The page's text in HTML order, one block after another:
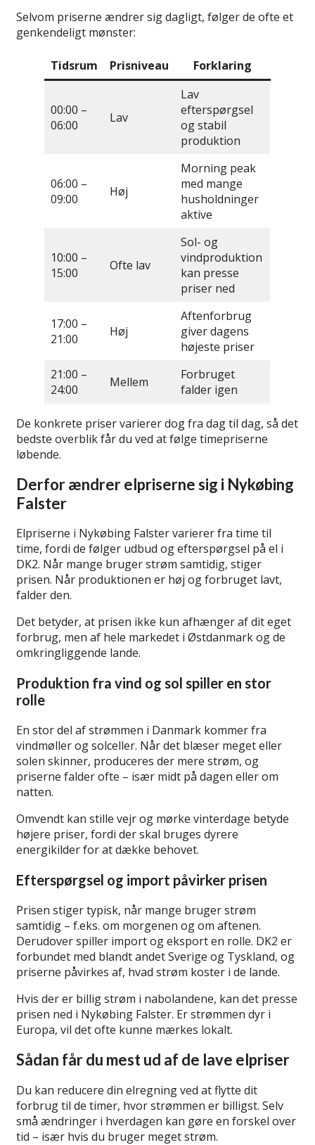
Selvom priserne ændrer sig dagligt, følger de ofte et
genkendeligt mønster:
Tidsrum Prisniveau Forklaring
00:00 –
06:00
Lav
Lav
efterspørgsel
og stabil
produktion
06:00 –
09:00
Høj
Morning peak
med mange
husholdninger
aktive
10:00 –
15:00
Ofte lav
Sol- og
vindproduktion
kan presse
priser ned
17:00 –
21:00
Høj
Aftenforbrug
giver dagens
højeste priser
21:00 –
24:00
Mellem
Forbruget
falder igen
De konkrete priser varierer dog fra dag til dag, så det
bedste overblik får du ved at følge timepriserne
løbende.
Derfor ændrer elpriserne sig i Nykøbing
Falster
Elpriserne i Nykøbing Falster varierer fra time til
time, fordi de følger udbud og efterspørgsel på el i
DK2. Når mange bruger strøm samtidig, stiger
prisen. Når produktionen er høj og forbruget lavt,
falder den.
Det betyder, at prisen ikke kun afhænger af dit eget
forbrug, men af hele markedet i Østdanmark og de
omkringliggende lande.
Produktion fra vind og sol spiller en stor
rolle
En stor del af strømmen i Danmark kommer fra
vindmøller og solceller. Når det blæser meget eller
solen skinner, produceres der mere strøm, og
priserne falder ofte – især midt på dagen eller om
natten.
Omvendt kan stille vejr og mørke vinterdage betyde
højere priser, fordi der skal bruges dyrere
energikilder for at dække behovet.
Efterspørgsel og import påvirker prisen
Prisen stiger typisk, når mange bruger strøm
samtidig – f.eks. om morgenen og om aftenen.
Derudover spiller import og eksport en rolle. DK2 er
forbundet med blandt andet Sverige og Tyskland, og
priserne påvirkes af, hvad strøm koster i de lande.
Hvis der er billig strøm i nabolandene, kan det presse
prisen ned i Nykøbing Falster. Er strømmen dyr i
Europa, vil det ofte kunne mærkes lokalt.
Sådan får du mest ud af de lave elpriser
Du kan reducere din elregning ved at flytte dit
forbrug til de timer, hvor strømmen er billigst. Selv
små ændringer i hverdagen kan gøre en forskel over
tid – især hvis du bruger meget strøm.